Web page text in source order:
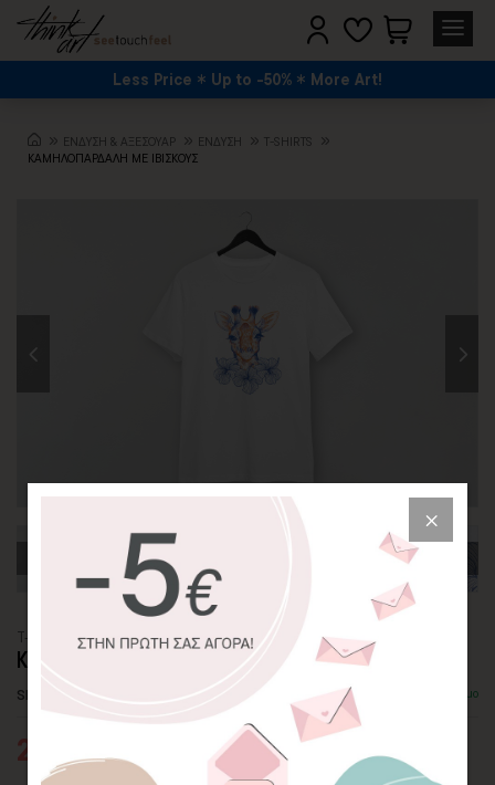
Less Price Up to -50% More Art!
ΕΝΔΥΣΗ & ΑΞΕΣΟΥΑΡ ΕΝΔΥΣΗ
T-SHIRTS
ΚΑΜΗΛΟΠΑΡΔΑΛΗ ΜΕ ΙΒΙΣΚΟΥΣ
T-SHIRT
ΚΑΜΗΛΟΠΑΡΔΑΛΗ ΜΕ ΙΒΙΣΚΟΥΣ
SKU: TST-9 Διαθέσιμο
26,25€ 35,00€